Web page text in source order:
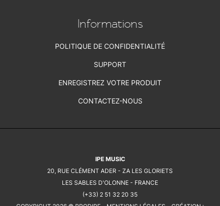
Informations
POLITIQUE DE CONFIDENTIALITÉ
SUPPORT
ENREGISTREZ VOTRE PRODUIT
CONTACTEZ-NOUS
IPE MUSIC
20, RUE CLÉMENT ADER - ZA LES GLORIETS
LES SABLES D'OLONNE - FRANCE
(+33) 2 51 32 20 35